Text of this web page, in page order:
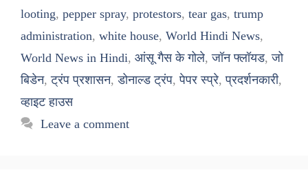
looting, pepper spray, protestors, tear gas, trump
administration, white house, World Hindi News,
World News in Hindi, आंसू गैस के गोले,जॉन फ्लॉयड,जो
बिडेन,ट्रंप प्रशासन,डोनाल्ड ट्रंप,पेपर स्प्रे,प्रदर्शनकारी,
व्हाइट हाउस
Leave a comment